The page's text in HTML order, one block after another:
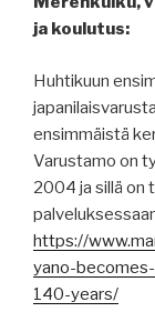
ja koulutus:
Huhtikuun
ensimmäistä
Varustamo on
2004 ja sillä on
https://
yano-
140-years/